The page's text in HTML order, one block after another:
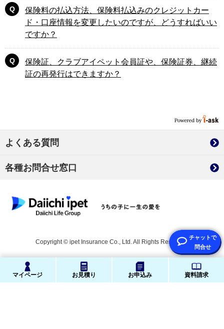
マイページ お見積り お申込み 資料請求
保険料の払込方法、保険料払込みのクレジットカー
ド・口座情報を変更したいのですが、どうすればいい
ですか？
保険証、クラブアイペット会員証や、保険証券、継続
証の再発行はできますか？
よくある質問
各種お問合せ窓口
Copyright © ipet Insurance Co., Ltd. All Rights Reserved.